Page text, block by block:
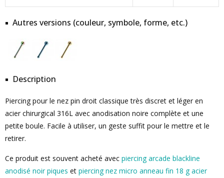
Autres versions (couleur, symbole, forme, etc.)
Description
Piercing pour le nez pin droit classique très discret et léger en
acier chirurgical 316L avec anodisation noire complète et une
petite boule. Facile à utiliser, un geste suffit pour le mettre et le
retirer.
Ce produit est souvent acheté avec piercing arcade blackline
anodisé noir piques et piercing nez micro anneau fin 18 g acier